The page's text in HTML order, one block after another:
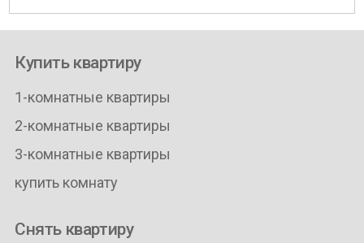
Купить квартиру
1-комнатные квартиры
2-комнатные квартиры
3-комнатные квартиры
купить комнату
Снять квартиру